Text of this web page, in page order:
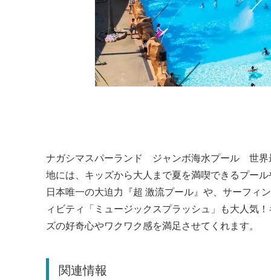
ナガシマスパーランド ジャンボ海水プール 世界
地には、キッズから大人まで夏を満喫できるプー
日本唯一の大迫力『超 激流プール』や、サーフィ
ィビティ「ミュージックスプラッシュ」も大人気
ズの好奇心やワクワク感を満足させてくれます。
関連情報